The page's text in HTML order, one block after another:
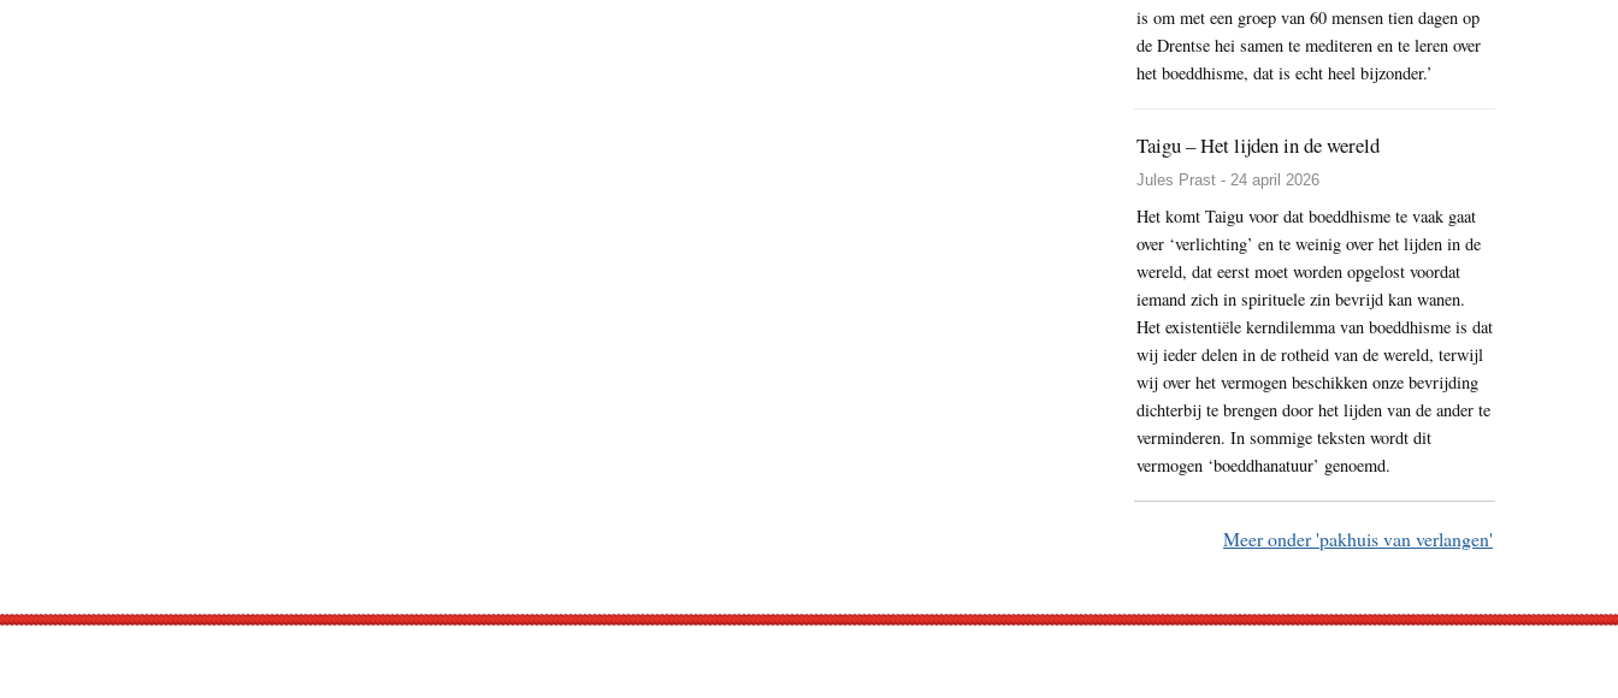
is om met een groep van 60 mensen tien dagen op
de Drentse hei samen te mediteren en te leren over
het boeddhisme, dat is echt heel bijzonder.’
Taigu – Het lijden in de wereld
Jules Prast - 24 april 2026
Het komt Taigu voor dat boeddhisme te vaak gaat
over ‘verlichting’ en te weinig over het lijden in de
wereld, dat eerst moet worden opgelost voordat
iemand zich in spirituele zin bevrijd kan wanen.
Het existentiële kerndilemma van boeddhisme is dat
wij ieder delen in de rotheid van de wereld, terwijl
wij over het vermogen beschikken onze bevrijding
dichterbij te brengen door het lijden van de ander te
verminderen. In sommige teksten wordt dit
vermogen ‘boeddhanatuur’ genoemd.
Meer onder 'pakhuis van verlangen'